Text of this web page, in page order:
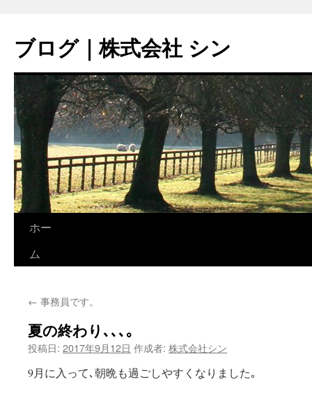
テ
ン
ス
キ
ッ
プ
ブログ｜株式会社 シン
ホー
ム
← 事務員です。
夏の終わり､､､｡
投稿日: 2017年9月12日 作成者: 株式会社シン
9月に入って､朝晩も過ごしやすくなりました｡